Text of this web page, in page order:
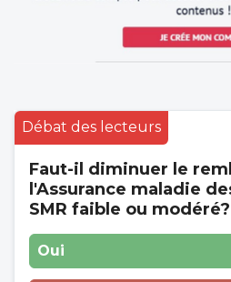
Débat des lecteurs
Faut-il diminuer le
l'Assurance maladie
SMR faible ou modéré?
Oui